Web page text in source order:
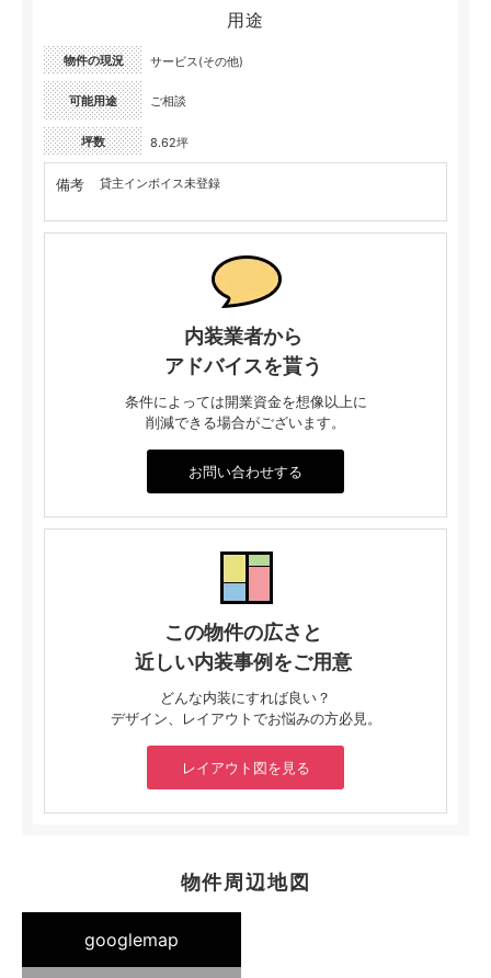
用途
物件の現況 サービス(その他)
可能用途 ご相談
坪数 8.62坪
備考 貸主インボイス未登録
内装業者から
アドバイスを貰う
条件によっては開業資金を想像以上に
削減できる場合がございます。
お問い合わせする
この物件の広さと
近しい内装事例をご用意
どんな内装にすれば良い？
デザイン、レイアウトでお悩みの方必見。
レイアウト図を見る
物件周辺地図
googlemap